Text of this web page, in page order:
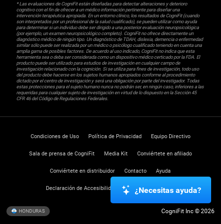
* Las evaluaciones de CogniFit están diseñadas para detectar alteraciones y deterioro
cognitivo con el fin de ofrecer a un médico información pertinente para diseñar una
intervención terapéutica apropiada. En un entorno clínico, los resultados de CogniFit (cuando
son interpretados por un profesional de la salud cualificado), se pueden utilizar como ayuda
para determinar si un individuo debe ser dirigido a una posterior evaluación neuropsicológica
(por ejemplo, un examen neuropsicológico completo). CogniFit no ofrece directamente un
diagnóstico médico de ningún tipo. Un diagnóstico de TDAH, dislexia, demencia o enfermedad
similar sólo puede ser realizada por un médico o psicólogo cualificado teniendo en cuenta una
amplia gama de posibles factores. De acuerdo al uso indicado, CogniFit no indica que esta
herramienta sea o deba ser considerada como un dispositivo médico certicado por la FDA. El
producto puede ser utilizado para estudios de investigación en cualquier campo de
investigación relacionado con la cognición. Si se utiliza para fines de investigación, todo uso
del producto debe hacerse en los sujetos humanos apropiados conforme al procedimiento
dictado por el centro de investigación y será una obligación por parte del investigador. Todas
estas protecciones para el sujeto humano nunca no podrán ser, en ningún caso, inferiores a las
requeridas para cualquier sujeto de investigación en virtud de lo dispuesto en la Sección 45
CFR 46 del Código de Regulaciones Federales.
Condiciones de Uso Política de Privacidad Equipo Directivo
Sala de prensa de CogniFit Media Kit Conviértete en afiliado
Conviértete en distribuidor Contacto Ayuda
Declaración de Accesibilidad Centro de Confianza
HONDURAS CogniFit Inc © 2026
¿Necesitas ayuda?